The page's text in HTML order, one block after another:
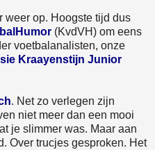
weer op. Hoogste tijd dus
(KvdVH) om eens
voetbalanalisten, onze
Kraayenstijn Junior
. Net zo verlegen zijn
niet meer dan een mooi
je slimmer was. Maar aan
Over trucjes gesproken. Het